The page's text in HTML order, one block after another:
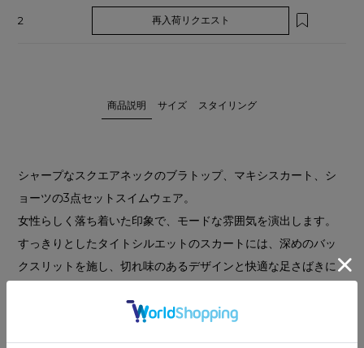
2 再入荷リクエスト
商品説明 サイズ スタイリング
シャープなスクエアネックのブラトップ、マキシスカート、シ
ョーツの3点セットスイムウェア。
女性らしく落ち着いた印象で、モードな雰囲気を演出します。
すっきりとしたタイトシルエットのスカートには、深めのバッ
クスリットを施し、切れ味のあるデザインと快適な足さばきに
ショーツのみでも着用でき、シーンに合わせた着こなしが楽し